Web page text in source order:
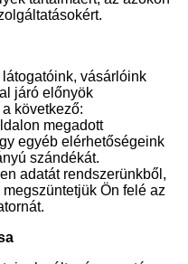
vásárlóink
járó előnyök
következő:
megadott
egyéb elérhetőségeink
szándékát.
adatát rendszerünkből,
Ön felé az